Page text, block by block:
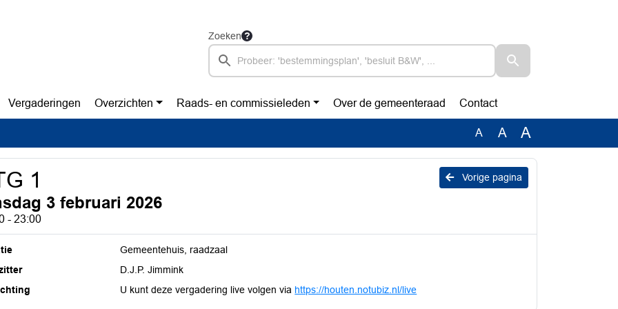
Zoeken
Vergaderingen Overzichten Raads- en commissieleden Over de gemeenteraad Contact
A A A
Vorige pagina
1
3 februari 2026
- 23:00
Gemeentehuis, raadzaal
D.J.P. Jimmink
U kunt deze vergadering live volgen via https://houten.notubiz.nl/live